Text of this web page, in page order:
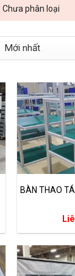
Chưa phân loại
BÀN THAO